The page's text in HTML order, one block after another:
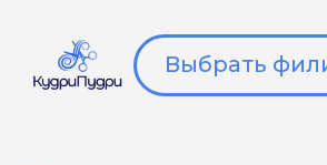
Выбрать филиал